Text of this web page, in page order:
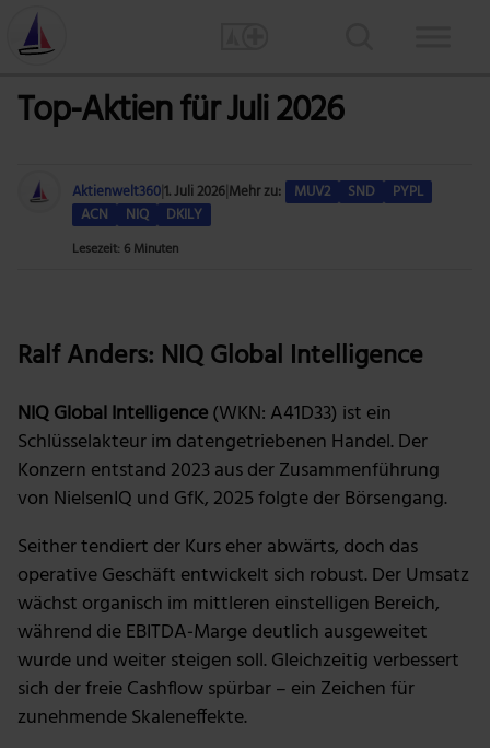
Top-Aktien für Juli 2026
Aktienwelt3601. Juli 2026Mehr zu: MUV2 SND
PYPL
ACN
NIQ DKILY
Lesezeit: 6 Minuten
Ralf Anders: NIQ Global Intelligence
NIQ Global Intelligence(WKN: A41D33) ist ein
Schlüsselakteur im datengetriebenen Handel. Der
Konzern entstand 2023 aus der Zusammenführung
von NielsenIQ und GfK, 2025 folgte der Börsengang.
Seither tendiert der Kurs eher abwärts, doch das
operative Geschäft entwickelt sich robust. Der Umsatz
wächst organisch im mittleren einstelligen Bereich,
während die EBITDA‑Marge deutlich ausgeweitet
wurde und weiter steigen soll. Gleichzeitig verbessert
sich der freie Cashflow spürbar – ein Zeichen für
zunehmende Skaleneffekte.